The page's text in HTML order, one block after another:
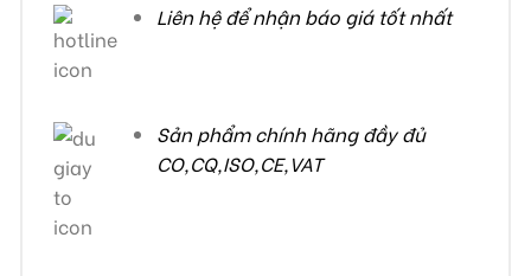
Liên hệ để nhận báo giá tốt nhất
Sản phẩm chính hãng đầy đủ
CO,CQ,ISO,CE,VAT